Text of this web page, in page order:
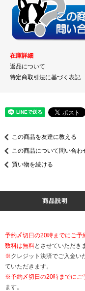
在庫詳細
返品について
特定商取引法に基づく表記
この商品を友達に教える
この商品について問い合わ
買い物を続ける
商品説明
予約〆切日の20時までにご
数料は無料とさせていただき
※クレジット決済でご入金い
ていただきます。
※予約〆切日の20時までにご
ます。